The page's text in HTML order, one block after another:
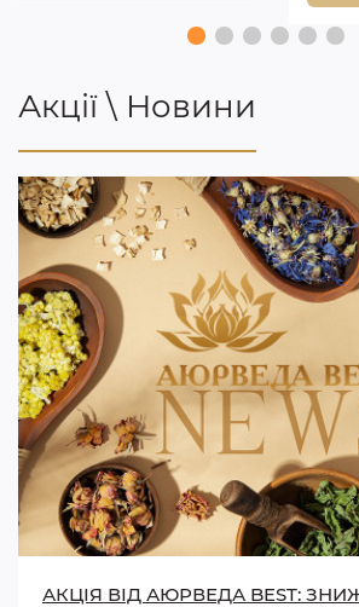
Акції \ Новини
АКЦІЯ ВІД АЮРВЕДА BEST: